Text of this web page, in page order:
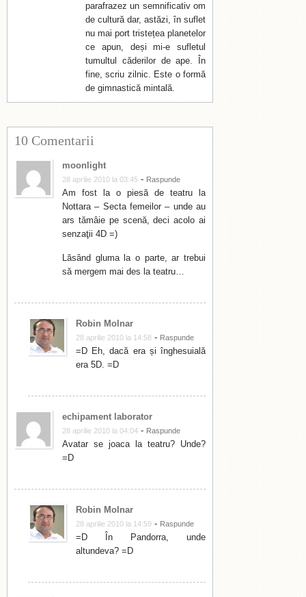
parafrazez un semnificativ om
de cultură dar, astăzi, în suflet
nu mai port tristețea planetelor
ce apun, deși mi-e sufletul
tumultul căderilor de ape. În
fine, scriu zilnic. Este o formă
de gimnastică mintală.
10 Comentarii
moonlight
28 aprilie 2010 la 03:45 - Raspunde
Am fost la o piesă de teatru la
Nottara – Secta femeilor – unde au
ars tămâie pe scenă, deci acolo ai
senzaţii 4D =)
Lăsând gluma la o parte, ar trebui
să mergem mai des la teatru…
Robin Molnar
28 aprilie 2010 la 14:58 - Raspunde
=D Eh, dacă era și înghesuială
era 5D. =D
echipament laborator
28 aprilie 2010 la 04:04 - Raspunde
Avatar se joaca la teatru? Unde?
=D
Robin Molnar
28 aprilie 2010 la 14:59 - Raspunde
=D În Pandorra, unde
altundeva? =D